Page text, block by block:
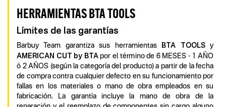
HERRAMIENTAS BTA TOOLS
Límites de las garantías
Barbuy Team garantiza sus herramientas BTA TOOLSy
AMERICAN CUT by BTApor el término de 6 MESES - 1 AÑO
ó 2 AÑOS (según la categoría del producto) a partir de la fecha
de compra contra cualquier defecto en su funcionamiento por
fallas en los materiales o mano de obra empleados en su
fabricación. La garantía incluye la mano de obra de la